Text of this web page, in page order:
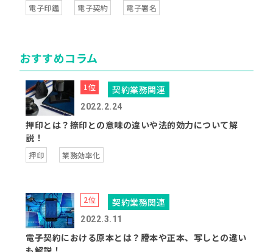
電子印鑑 電子契約 電子署名
おすすめコラム
契約業務関連
2022.2.24
押印とは？捺印との意味の違いや法的効力について解
説！
押印 業務効率化
契約業務関連
2022.3.11
電子契約における原本とは？謄本や正本、写しとの違い